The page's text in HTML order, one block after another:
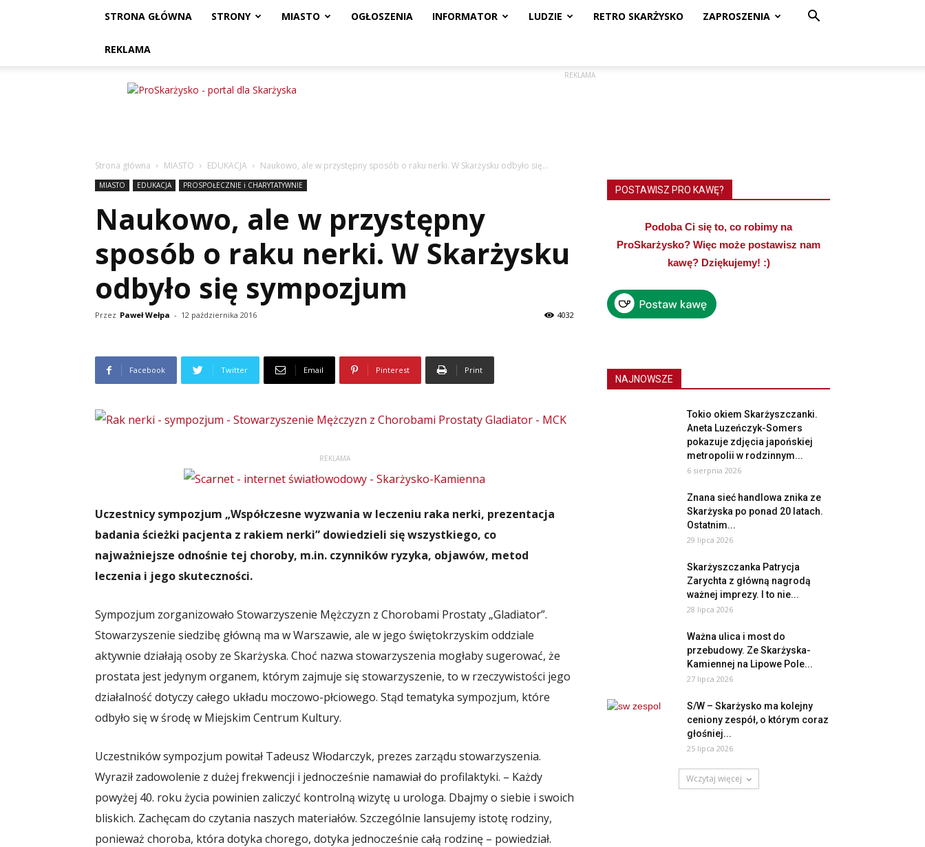
STRONA GŁÓWNA STRONY MIASTO OGŁOSZENIA INFORMATOR LUDZIE RETRO SKARŻYSKO ZAPROSZENIA
REKLAMA
ProSkarżysko
REKLAMA
Strona główna MIASTO EDUKACJA Naukowo, ale w przystępny sposób o raku nerki. W Skarżysku odbyło się...
MIASTO EDUKACJA PROSPOŁECZNIE i CHARYTATYWNIE
Naukowo, ale w przystępny
sposób o raku nerki. W Skarżysku
odbyło się sympozjum
Przez Paweł Wełpa - 12 października 2016 4032
Facebook Twitter Email Pinterest Print
REKLAMA
Uczestnicy sympozjum „Współczesne wyzwania w leczeniu raka nerki, prezentacja
badania ścieżki pacjenta z rakiem nerki” dowiedzieli się wszystkiego, co
najważniejsze odnośnie tej choroby, m.in. czynników ryzyka, objawów, metod
leczenia i jego skuteczności.
Sympozjum zorganizowało Stowarzyszenie Mężczyzn z Chorobami Prostaty „Gladiator”.
Stowarzyszenie siedzibę główną ma w Warszawie, ale w jego świętokrzyskim oddziale
aktywnie działają osoby ze Skarżyska. Choć nazwa stowarzyszenia mogłaby sugerować, że
prostata jest jedynym organem, którym zajmuje się stowarzyszenie, to w rzeczywistości jego
działalność dotyczy całego układu moczowo-płciowego. Stąd tematyka sympozjum, które
odbyło się w środę w Miejskim Centrum Kultury.
Uczestników sympozjum powitał Tadeusz Włodarczyk, prezes zarządu stowarzyszenia.
Wyraził zadowolenie z dużej frekwencji i jednocześnie namawiał do profilaktyki. – Każdy
powyżej 40. roku życia powinien zaliczyć kontrolną wizytę u urologa. Dbajmy o siebie i swoich
bliskich. Zachęcam do czytania naszych materiałów. Szczególnie lansujemy istotę rodziny,
ponieważ choroba, która dotyka chorego, dotyka jednocześnie całą rodzinę – powiedział.
POSTAWISZ PRO KAWĘ?
Podoba Ci się to, co robimy na
ProSkarżysko? Więc może postawisz nam
kawę? Dziękujemy! :)
NAJNOWSZE
Tokio okiem Skarżyszczanki.
Aneta Luzeńczyk-Somers
pokazuje zdjęcia japońskiej
metropolii w rodzinnym...
6 sierpnia 2026
Znana sieć handlowa znika ze
Skarżyska po ponad 20 latach.
Ostatnim...
29 lipca 2026
Skarżyszczanka Patrycja
Zarychta z główną nagrodą
ważnej imprezy. I to nie...
28 lipca 2026
Ważna ulica i most do
przebudowy. Ze Skarżyska-
Kamiennej na Lipowe Pole...
27 lipca 2026
S/W – Skarżysko ma kolejny
ceniony zespół, o którym coraz
głośniej...
25 lipca 2026
Wczytaj więcej